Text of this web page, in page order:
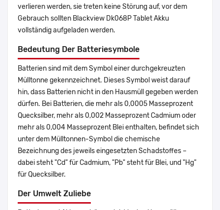
verlieren werden, sie treten keine Störung auf, vor dem
Gebrauch sollten Blackview Dk068P Tablet Akku
vollständig aufgeladen werden.
Bedeutung Der Batteriesymbole
Batterien sind mit dem Symbol einer durchgekreuzten
Mülltonne gekennzeichnet. Dieses Symbol weist darauf
hin, dass Batterien nicht in den Hausmüll gegeben werden
dürfen. Bei Batterien, die mehr als 0,0005 Masseprozent
Quecksilber, mehr als 0,002 Masseprozent Cadmium oder
mehr als 0,004 Masseprozent Blei enthalten, befindet sich
unter dem Mülltonnen-Symbol die chemische
Bezeichnung des jeweils eingesetzten Schadstoffes –
dabei steht "Cd" für Cadmium, "Pb" steht für Blei, und "Hg"
für Quecksilber.
Der Umwelt Zuliebe